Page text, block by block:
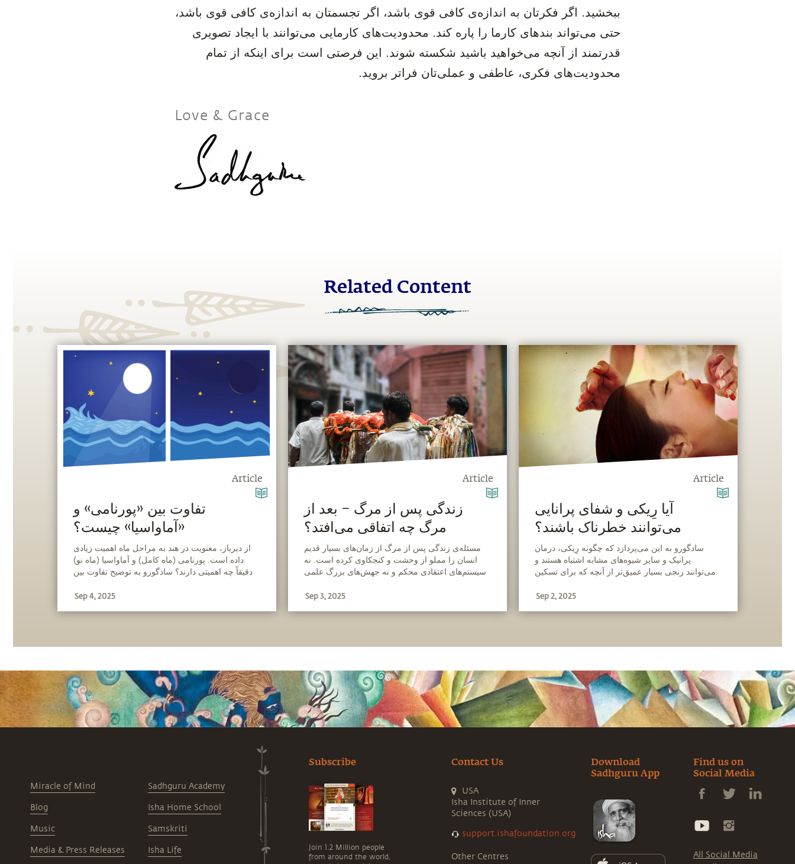
ببخشید. اگر فکرتان به اندازه‌ی کافی قوی باشد، اگر تجسمتان به اندازه‌ی کافی قوی باشد،
حتی می‌تواند بندهای کارما را پاره کند. محدودیت‌های کارمایی می‌توانند با ایجاد تصویری
قدرتمند از آنچه می‌خواهید باشید شکسته شوند. این فرصتی است برای اینکه از تمام
محدودیت‌های فکری، عاطفی و عملی‌تان فراتر بروید.
Love & Grace
Related Content
Article
‫تفاوت بین «پورنامی» و
«آماواسیا» چیست؟
‫از دیرباز، معنویت در هند به مراحل ماه اهمیت زیادی
داده است. پورنامی (ماه کامل) و آماواسیا (ماه نو)
دقیقاً چه اهمیتی دارند؟ سادگورو به توضیح تفاوت بین
Sep 4, 2025
Article
‫زندگی پس از مرگ – بعد از
مرگ چه اتفاقی می‌افتد؟
‫مسئله‌ی زندگی پس از مرگ از زمان‌های بسیار قدیم
انسان را مملو از وحشت و کنجکاوی کرده است. نه
سیستم‌های اعتقادی محکم و نه جهش‌های بزرگ علمی
بعد از مرگ می‌افتد؟ این عارف حقیقت را آشکار
Sep 3, 2025
Article
‫‫آیا رِیکی و شفای پرانایی
می‌توانند خطرناک باشند؟
‫سادگورو به این می‌پردازد که چگونه رِیکی، درمان
پرانیک و سایر شیوه‌های مشابه اشتباه هستند و
می‌توانند رنجی بسیار عمیق‌تر از آنچه که برای تسکین
Sep 2, 2025
Miracle of Mind
Blog
Music
Media & Press Releases
Sadhguru Academy
Isha Home School
Samskriti
Isha Life
Subscribe
Join 1.2 Million people
from around the world,
Contact Us
USA
Isha Institute of Inner
Sciences (USA)
support.ishafoundation.org
Other Centres
Download
Sadhguru App
Find us on
Social Media
All Social Media